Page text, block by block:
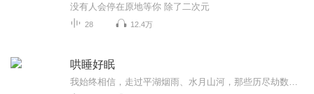
没有人会停在原地等你 除了二次元
28 12.4万
哄睡好眠